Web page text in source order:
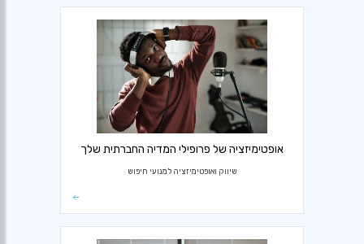
אופטימיזציה של פרופילי המדיה החברתית שלך
שיווק ואופטימיזציה למנועי חיפוש